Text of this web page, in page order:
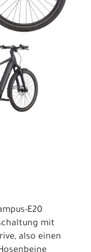
E20
mit
also einen